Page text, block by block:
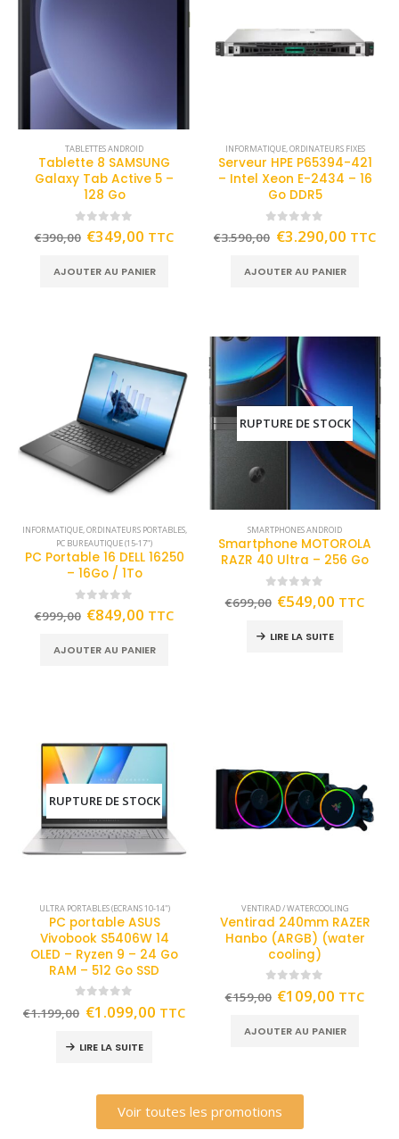
TABLETTES ANDROID
Tablette 8 SAMSUNG
Galaxy Tab Active 5 –
128 Go
out of 5
€390,00 €349,00 TTC
AJOUTER AU PANIER
INFORMATIQUE,ORDINATEURS FIXES
Serveur HPE P65394-421
– Intel Xeon E-2434 – 16
Go DDR5
out of 5
€3.590,00 €3.290,00 TTC
AJOUTER AU PANIER
INFORMATIQUE,ORDINATEURS PORTABLES,
PC BUREAUTIQUE (15-17")
PC Portable 16 DELL 16250
– 16Go / 1To
out of 5
€999,00 €849,00 TTC
AJOUTER AU PANIER
RUPTURE DE STOCK
SMARTPHONES ANDROID
Smartphone MOTOROLA
RAZR 40 Ultra – 256 Go
out of 5
€699,00 €549,00 TTC
LIRE LA SUITE
RUPTURE DE STOCK
ULTRA PORTABLES (ECRANS 10-14")
PC portable ASUS
Vivobook S5406W 14
OLED – Ryzen 9 – 24 Go
RAM – 512 Go SSD
out of 5
€1.199,00 €1.099,00 TTC
LIRE LA SUITE
VENTIRAD / WATERCOOLING
Ventirad 240mm RAZER
Hanbo (ARGB) (water
cooling)
out of 5
€159,00 €109,00 TTC
AJOUTER AU PANIER
Voir toutes les promotions